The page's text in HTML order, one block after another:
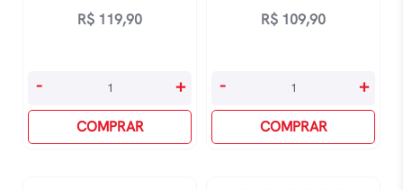
R$ 119,90
Capital:
- +
COMPRAR
R$ 109,90
Impérios:
- +
COMPRAR